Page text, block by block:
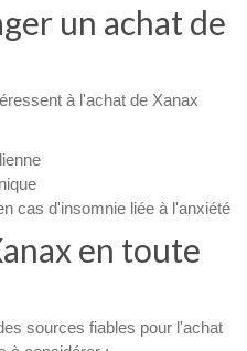
un achat de
à l'achat de Xanax
cas d'insomnie liée à l'anxiété
en toute
sources fiables pour l'achat